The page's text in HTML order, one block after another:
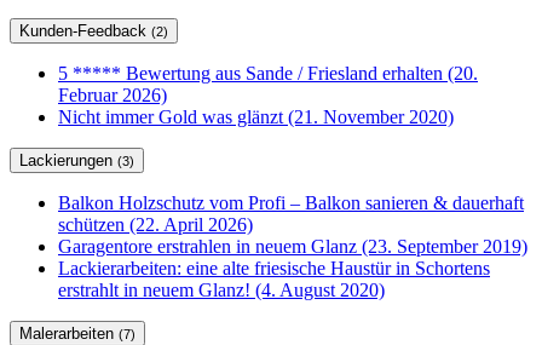
Kunden-Feedback (2)
5 ***** Bewertung aus Sande / Friesland erhalten (20.
Februar 2026)
Nicht immer Gold was glänzt (21. November 2020)
Lackierungen (3)
Balkon Holzschutz vom Profi – Balkon sanieren & dauerhaft
schützen (22. April 2026)
Garagentore erstrahlen in neuem Glanz (23. September 2019)
Lackierarbeiten: eine alte friesische Haustür in Schortens
erstrahlt in neuem Glanz! (4. August 2020)
Malerarbeiten (7)